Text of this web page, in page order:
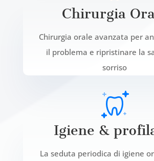
Chirurgia
Chirurgia orale avanzata per
il problema e ripristinare la
sorriso
Igiene &
La seduta periodica di igiene